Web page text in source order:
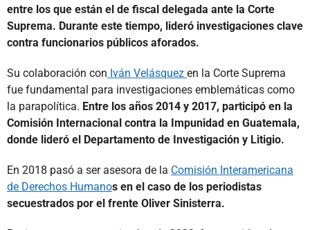
entre los que están el de fiscal delegada ante la Corte
Suprema. Durante este tiempo, lideró investigaciones clave
contra funcionarios públicos aforados.
Su colaboración con Iván Velásquez en la Corte Suprema
fue fundamental para investigaciones emblemáticas como
la parapolítica. Entre los años 2014 y 2017, participó en la
Comisión Internacional contra la Impunidad en Guatemala,
donde lideró el Departamento de Investigación y Litigio.
En 2018 pasó a ser asesora de la Comisión Interamericana
de Derechos Humanos en el caso de los periodistas
secuestrados por el frente Oliver Sinisterra.